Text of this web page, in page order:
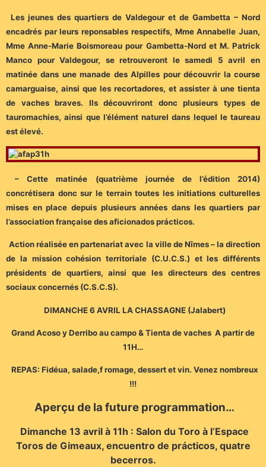
Les jeunes des quartiers de Valdegour et de Gambetta – Nord
encadrés par leurs reponsables respectifs, Mme Annabelle Juan,
Mme Anne-Marie Boismoreau pour Gambetta-Nord et M. Patrick
Manco pour Valdegour, se retrouveront le samedi 5 avril en
matinée dans une manade des Alpilles pour découvrir la course
camarguaise, ainsi que les recortadores, et assister à une tienta
de vaches braves. Ils découvriront donc plusieurs types de
tauromachies, ainsi que l’élément naturel dans lequel le taureau
est élevé.
– Cette matinée (quatrième journée de l’édition 2014)
concrétisera donc sur le terrain toutes les initiations culturelles
mises en place depuis plusieurs années dans les quartiers par
l’association française des aficionados prácticos.
Action réalisée en partenariat avec la ville de Nîmes – la direction
de la mission cohésion territoriale (C.U.C.S.) et les différents
présidents de quartiers, ainsi que les directeurs des centres
sociaux concernés (C.S.C.S).
DIMANCHE 6 AVRIL LA CHASSAGNE (Jalabert)
GrandAcoso y Derribo au campo & Tienta de vaches A partir de
11H…
REPAS: Fidéua, salade,f romage, dessert et vin. Venez nombreux
!!!
Aperçu de la future programmation…
Dimanche 13 avril à 11h : Salon du Toro à l’Espace
Toros de Gimeaux, encuentro de prácticos, quatre
becerros.